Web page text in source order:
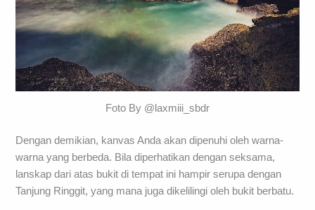
Foto By @laxmiii_sbdr
Dengan demikian, kanvas Anda akan dipenuhi oleh warna-
warna yang berbeda. Bila diperhatikan dengan seksama,
lanskap dari atas bukit di tempat ini hampir serupa dengan
Tanjung Ringgit, yang mana juga dikelilingi oleh bukit berbatu.